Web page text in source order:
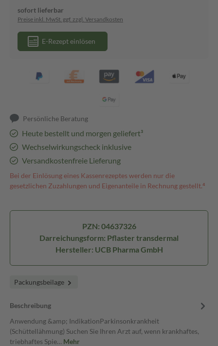
sofort lieferbar
Preise inkl. MwSt. ggf. zzgl. Versandkosten
E-Rezept einlösen
Persönliche Beratung
Heute bestellt und morgen geliefert³
Wechselwirkungscheck inklusive
Versandkostenfreie Lieferung
Bei der Einlösung eines Kassenrezeptes werden nur die
gesetzlichen Zuzahlungen und Eigenanteile in Rechnung gestellt.⁴
PZN: 04637326
Darreichungsform: Pflaster transdermal
Hersteller: UCB Pharma GmbH
Packungsbeilage
Beschreibung
Anwendung &amp; IndikationParkinsonkrankheit
(Schüttellähmung) Suchen Sie Ihren Arzt auf, wenn krankhaftes,
triebhaftes Spie… Mehr